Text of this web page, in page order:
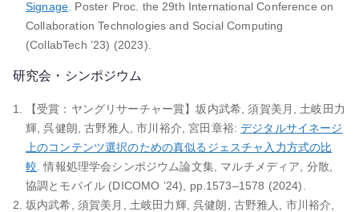
Signage. Poster Proc. the 29th International Conference on
Collaboration Technologies and Social Computing
(CollabTech ’23) (2023).
研究会・シンポジウム
【受賞：ヤングリサーチャー賞】坂内武希, 須賀美月, 土岐田力
輝, 呉健朗, 古野雅人, 市川裕介, 宮田章裕:デジタルサイネージ
上のコンテンツ選択のための真似るジェスチャ入力方式の比
較. 情報処理学会シンポジウム論文集, マルチメディア, 分散,
協調とモバイル (DICOMO ’24), pp.1573–1578 (2024).
坂内武希, 須賀美月, 土岐田力輝, 呉健朗, 古野雅人, 市川裕介,